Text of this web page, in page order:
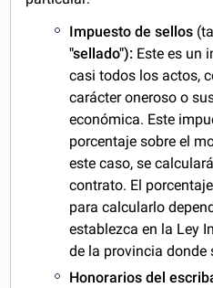
Impuesto de sellos
"sellado"): Este es un
casi todos los actos,
carácter oneroso o
económica. Este
porcentaje sobre el
este caso, se
contrato. El
para calcularlo
establezca en la Ley
de la provincia donde
Honorarios del